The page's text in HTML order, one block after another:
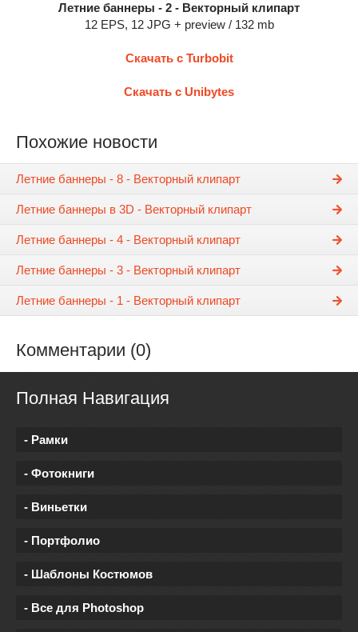
Летние баннеры - 2 - Векторный клипарт
12 EPS, 12 JPG + preview / 132 mb
Скачать с Turbobit
Скачать с Unibytes
Похожие новости
Летние баннеры - 8 - Векторный клипарт
Летние баннеры в 3D - Векторный клипарт
Летние баннеры - 4 - Векторный клипарт
Летние баннеры - 3 - Векторный клипарт
Летние баннеры - 1 - Векторный клипарт
Комментарии (0)
Полная Навигация
- Рамки
- Фотокниги
- Виньетки
- Портфолио
- Шаблоны Костюмов
- Все для Photoshop